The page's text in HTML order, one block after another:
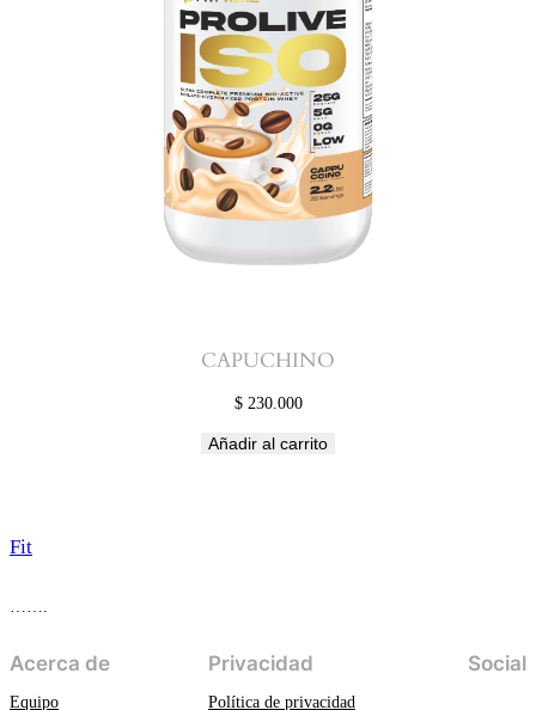
CAPUCHINO
$230.000
Añadir al carrito
Fit
…….
Acerca de
Equipo
Privacidad
Política de privacidad
Social